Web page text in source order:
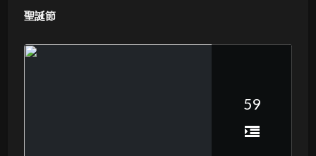
聖誕節
59